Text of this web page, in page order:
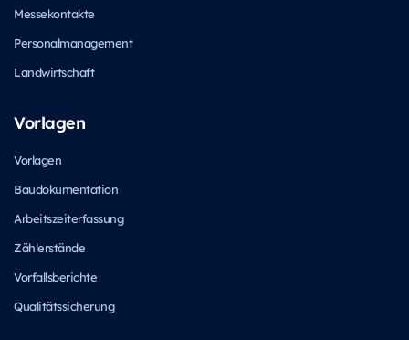
Messekontakte
Personalmanagement
Landwirtschaft
Vorlagen
Vorlagen
Baudokumentation
Arbeitszeiterfassung
Zählerstände
Vorfallsberichte
Qualitätssicherung